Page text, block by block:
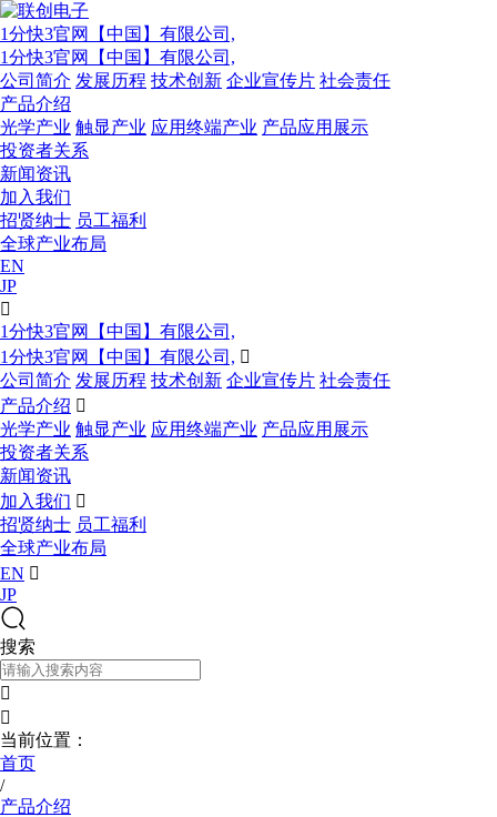
1分快3官网【中国】有限公司,
1分快3官网【中国】有限公司,
公司简介 发展历程 技术创新 企业宣传片 社会责任
产品介绍
光学产业 触显产业 应用终端产业 产品应用展示
投资者关系
新闻资讯
加入我们
招贤纳士 员工福利
全球产业布局
EN
JP

1分快3官网【中国】有限公司,
1分快3官网【中国】有限公司, 
公司简介 发展历程 技术创新 企业宣传片 社会责任
产品介绍 
光学产业 触显产业 应用终端产业 产品应用展示
投资者关系
新闻资讯
加入我们 
招贤纳士 员工福利
全球产业布局
EN 
JP
搜索


当前位置：
首页
/
产品介绍